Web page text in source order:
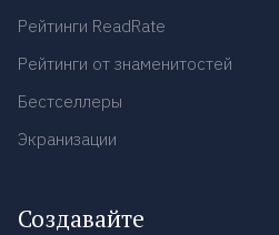
Рейтинги ReadRate
Рейтинги от знаменитостей
Бестселлеры
Экранизации
Создавайте